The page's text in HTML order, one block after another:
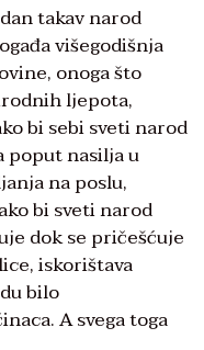
takav narod
višegodišnja
onoga što
ljepota,
bi sebi sveti narod
poput nasilja u
na poslu,
bi sveti narod
dok se pričešćuje
iskorištava
bilo
A svega toga